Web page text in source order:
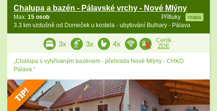
Chalupa a bazén - Pálavské vrchy - Nové Mlýny
Přítluky mapa
Max. 15 osob
3.3 km vzdušně od Domeček u kostela - ubytování Bulhary - Pálava
3x 3x 4x
Ceník
ZDE
„Chalupa s vyhřívaným bazénem - přehrada Nové Mlýny - CHKO
Pálava.“